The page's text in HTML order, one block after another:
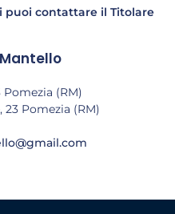
puoi contattare il Titolare
Pomezia (RM)
23 Pomezia (RM)